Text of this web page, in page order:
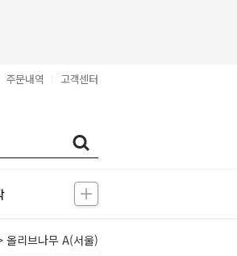
주문내역 고객센터
올리브나무 A(서울)